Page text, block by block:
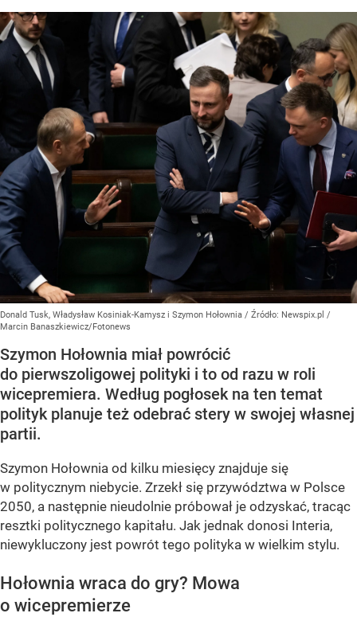
Donald Tusk, Władysław Kosiniak-Kamysz i Szymon Hołownia / Źródło: Newspix.pl /
Marcin Banaszkiewicz/Fotonews
Szymon Hołownia miał powrócić
do pierwszoligowej polityki i to od razu w roli
wicepremiera. Według pogłosek na ten temat
polityk planuje też odebrać stery w swojej własnej
partii.
Szymon Hołownia od kilku miesięcy znajduje się
w politycznym niebycie. Zrzekł się przywództwa w Polsce
2050, a następnie nieudolnie próbował je odzyskać, tracąc
resztki politycznego kapitału. Jak jednak donosi Interia,
niewykluczony jest powrót tego polityka w wielkim stylu.
Hołownia wraca do gry? Mowa
o wicepremierze